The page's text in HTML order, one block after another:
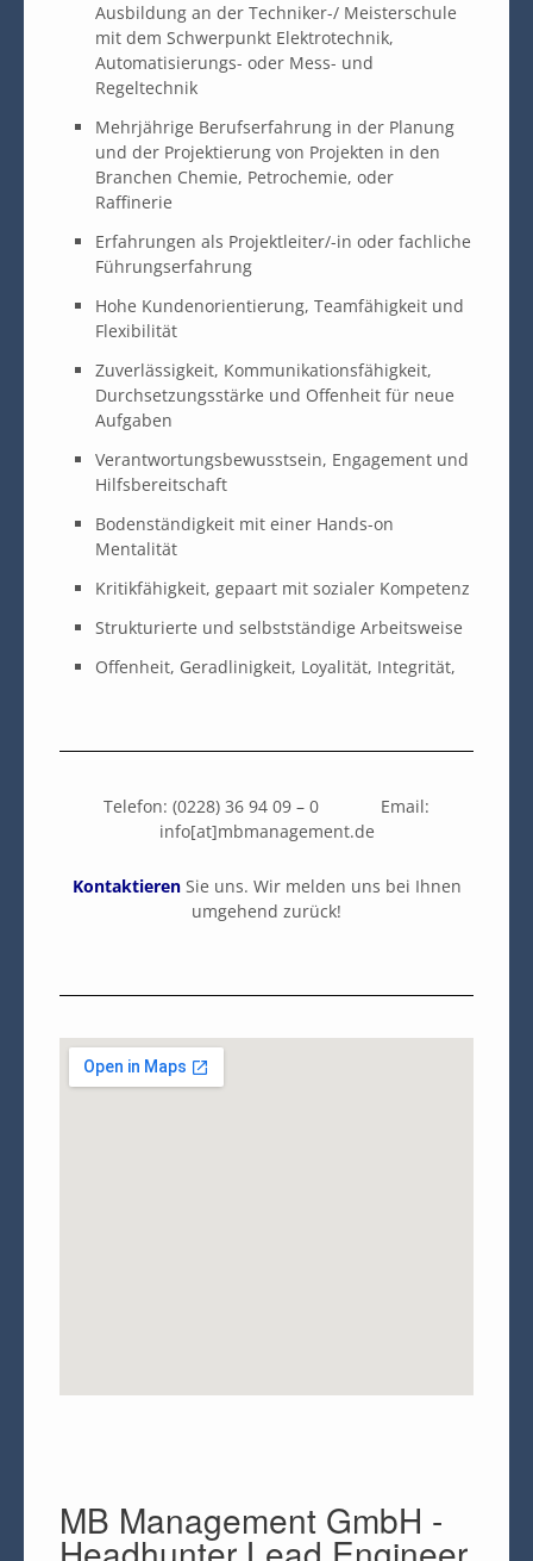
Ausbildung an der Techniker-/ Meisterschule
mit dem Schwerpunkt Elektrotechnik,
Automatisierungs- oder Mess- und
Regeltechnik
Mehrjährige Berufserfahrung in der Planung
und der Projektierung von Projekten in den
Branchen Chemie, Petrochemie, oder
Raffinerie
Erfahrungen als Projektleiter/-in oder fachliche
Führungserfahrung
Hohe Kundenorientierung, Teamfähigkeit und
Flexibilität
Zuverlässigkeit, Kommunikationsfähigkeit,
Durchsetzungsstärke und Offenheit für neue
Aufgaben
Verantwortungsbewusstsein, Engagement und
Hilfsbereitschaft
Bodenständigkeit mit einer Hands-on
Mentalität
Kritikfähigkeit, gepaart mit sozialer Kompetenz
Strukturierte und selbstständige Arbeitsweise
Offenheit, Geradlinigkeit, Loyalität, Integrität,
Telefon: (0228) 36 94 09 – 0 Email:
info[at]mbmanagement.de
KontaktierenSie uns. Wir melden uns bei Ihnen
umgehend zurück!
MB Management GmbH -